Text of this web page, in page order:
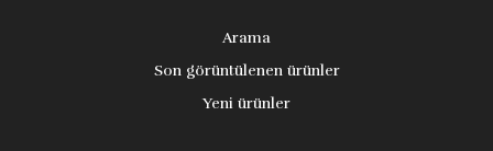
Arama
Son görüntülenen ürünler
Yeni ürünler